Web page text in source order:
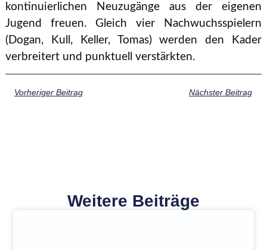
kontinuierlichen Neuzugänge aus der eigenen
Jugend freuen. Gleich vier Nachwuchsspielern
(Dogan, Kull, Keller, Tomas) werden den Kader
verbreitert und punktuell verstärkten.
Vorheriger Beitrag Nächster Beitrag
Weitere Beiträge